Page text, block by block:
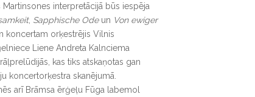
Martinsones interpretācijā būs iespēja
, Sapphische Ode un Von ewiger
koncertam orķestrējis Vilnis
Liene Andreta Kalnciema
kas tiks atskaņotas gan
koncertorķestra skanējumā.
arī Brāmsa ērģeļu Fūga labemol